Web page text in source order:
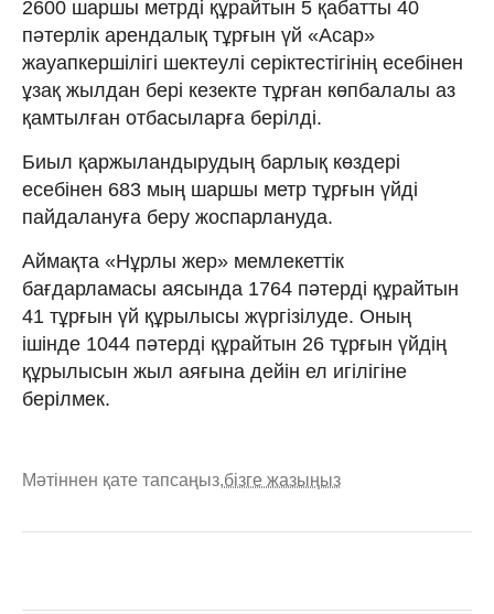
2600 шаршы метрді құрайтын 5 қабатты 40
пәтерлік арендалық тұрғын үй «Асар»
жауапкершілігі шектеулі серіктестігінің есебінен
ұзақ жылдан бері кезекте тұрған көпбалалы аз
қамтылған отбасыларға берілді.
Биыл қаржыландырудың барлық көздері
есебінен 683 мың шаршы метр тұрғын үйді
пайдалануға беру жоспарлануда.
Аймақта «Нұрлы жер» мемлекеттік
бағдарламасы аясында 1764 пәтерді құрайтын
41 тұрғын үй құрылысы жүргізілуде. Оның
ішінде 1044 пәтерді құрайтын 26 тұрғын үйдің
құрылысын жыл аяғына дейін ел игілігіне
берілмек.
Мәтіннен қате тапсаңыз,бізге жазыңыз